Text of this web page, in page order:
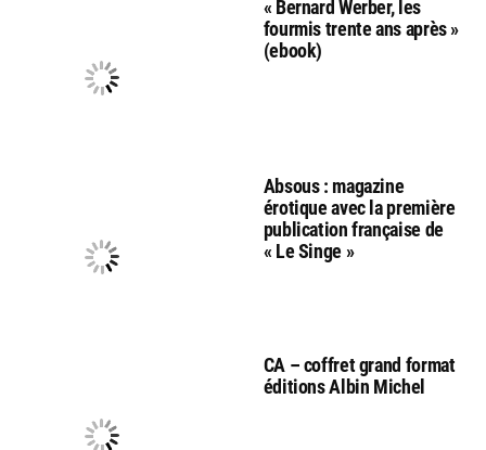
« Bernard Werber, les
fourmis trente ans après »
(ebook)
Absous : magazine
érotique avec la première
publication française de
« Le Singe »
CA – coffret grand format
éditions Albin Michel